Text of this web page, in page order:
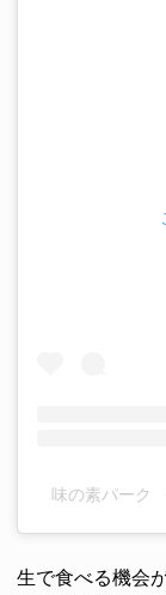
生で食べる機会